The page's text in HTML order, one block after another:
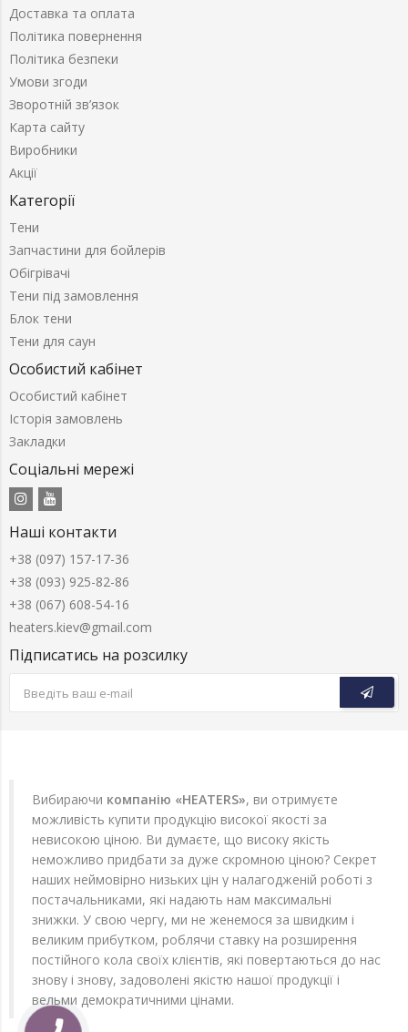
Доставка та оплата
Політика повернення
Політика безпеки
Умови згоди
Зворотній зв’язок
Карта сайту
Виробники
Акції
Категорії
Тени
Запчастини для бойлерів
Обігрівачі
Тени під замовлення
Блок тени
Тени для саун
Особистий кабінет
Особистий кабінет
Історія замовлень
Закладки
Соціальні мережі
Наші контакти
+38 (097) 157-17-36
+38 (093) 925-82-86
+38 (067) 608-54-16
heaters.kiev@gmail.com
Підписатись на розсилку
Вибираючи компанію «HEATERS», ви отримуєте
можливість купити продукцію високої якості за
невисокою ціною. Ви думаєте, що високу якість
неможливо придбати за дуже скромною ціною? Секрет
наших неймовірно низьких цін у налагодженій роботі з
постачальниками, які надають нам максимальні
знижки. У свою чергу, ми не женемося за швидким і
великим прибутком, роблячи ставку на розширення
постійного кола своїх клієнтів, які повертаються до нас
знову і знову, задоволені якістю нашої продукції і
вельми демократичними цінами.